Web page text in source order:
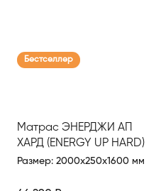
Бестселлер
Матрас ЭНЕРДЖИ АП
ХАРД (ENERGY UP HARD)
1600*2000
Размер: 2000x250x1600 мм